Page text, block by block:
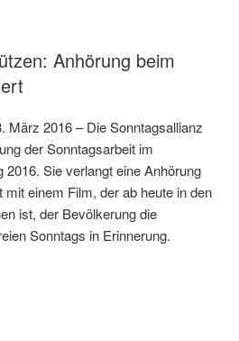
Anhörung beim
März 2016 – Die Sonntagsallianz
der Sonntagsarbeit im
2016. Sie verlangt eine Anhörung
einem Film, der ab heute in den
ist, der Bevölkerung die
Sonntags in Erinnerung.